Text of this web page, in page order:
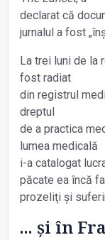
declarat că
jurnalul a fost
La trei luni de la
fost radiat
din registrul
dreptul
de a practica
lumea medicală
i-a catalogat
păcate ea încă
prozeliţi și
... și în